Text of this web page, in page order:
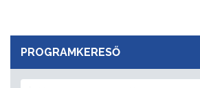
PROGRAMKERESŐ